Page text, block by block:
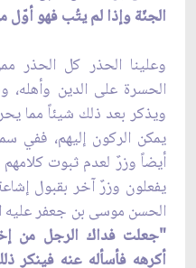
الجنّة وإذا لم يتُب فهو أوّل
وعلينا الحذر كل الحذر
الحسرة على الدين
ويذكر بعد ذلك شيئاً مما
يمكن الركون إليهم، ففي
أيضاً وزرٌ لعدم ثبوت كلامهم
يفعلون وزرٌ آخر بقبول
الحسن موسى بن جعفر عليه
"جعلت فداك الرجل من
أكرهه فأسأله عنه فينكر